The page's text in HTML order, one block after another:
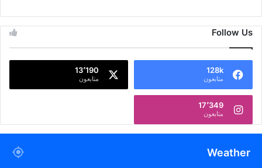
Follow Us
128k
متابعون
13٬190
متابعون
17٬349
متابعون
Weather